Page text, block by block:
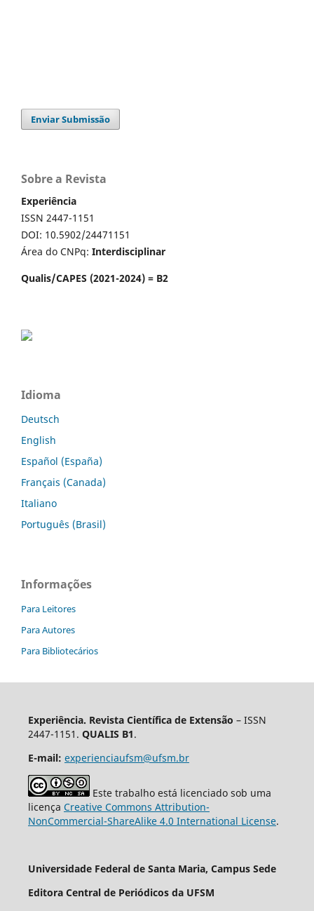
Enviar Submissão
Sobre a Revista
Experiência
ISSN 2447-1151
DOI: 10.5902/24471151
Área do CNPq: Interdisciplinar
Qualis/CAPES (2021-2024) = B2
Idioma
Deutsch
English
Español (España)
Français (Canada)
Italiano
Português (Brasil)
Informações
Para Leitores
Para Autores
Para Bibliotecários
Experiência. Revista Científica de Extensão – ISSN
2447-1151. QUALIS B1.
E-mail: experienciaufsm@ufsm.br
Este trabalho está licenciado sob uma
licença Creative Commons Attribution-
NonCommercial-ShareAlike 4.0 International License.
Universidade Federal de Santa Maria, Campus Sede
Editora Central de Periódicos da UFSM